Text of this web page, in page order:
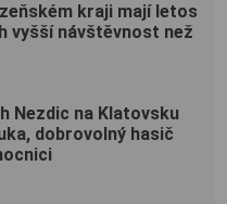
kraji mají letos
vyšší návštěvnost než
Nezdic na Klatovsku
dobrovolný hasič